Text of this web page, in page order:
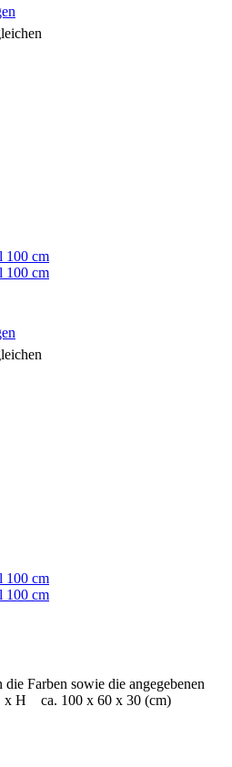
Farben sowie die angegebenen
x H ca. 100 x 60 x 30 (cm)